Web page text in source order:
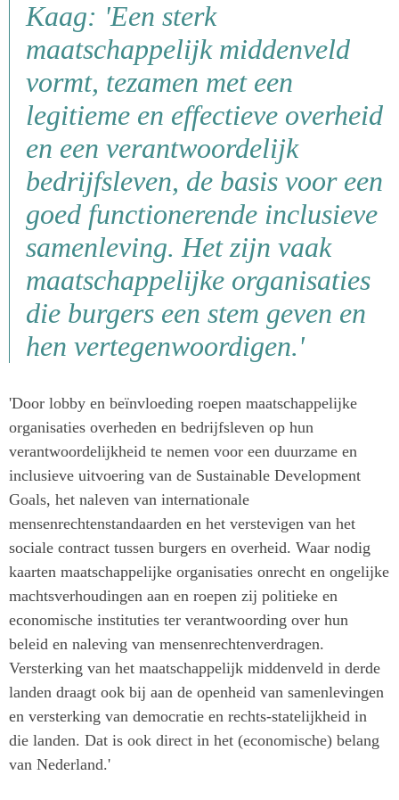
Kaag: 'Een sterk
maatschappelijk middenveld
vormt, tezamen met een
legitieme en effectieve overheid
en een verantwoordelijk
bedrijfsleven, de basis voor een
goed functionerende inclusieve
samenleving. Het zijn vaak
maatschappelijke organisaties
die burgers een stem geven en
hen vertegenwoordigen.'
'Door lobby en beïnvloeding roepen maatschappelijke
organisaties overheden en bedrijfsleven op hun
verantwoordelijkheid te nemen voor een duurzame en
inclusieve uitvoering van de Sustainable Development
Goals, het naleven van internationale
mensenrechtenstandaarden en het verstevigen van het
sociale contract tussen burgers en overheid. Waar nodig
kaarten maatschappelijke organisaties onrecht en ongelijke
machtsverhoudingen aan en roepen zij politieke en
economische instituties ter verantwoording over hun
beleid en naleving van mensenrechtenverdragen.
Versterking van het maatschappelijk middenveld in derde
landen draagt ook bij aan de openheid van samenlevingen
en versterking van democratie en rechts-statelijkheid in
die landen. Dat is ook direct in het (economische) belang
van Nederland.'